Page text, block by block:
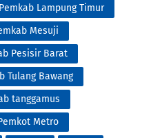
Pemkab Lampung Timur
Mesuji
Pesisir Barat
Tulang Bawang
tanggamus
Metro